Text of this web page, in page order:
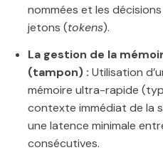
nommées et les
jetons (tokens).
La gestion de la
(tampon) : Utilisation
mémoire ultra-rapide
contexte immédiat de la
une latence minimale
consécutives.